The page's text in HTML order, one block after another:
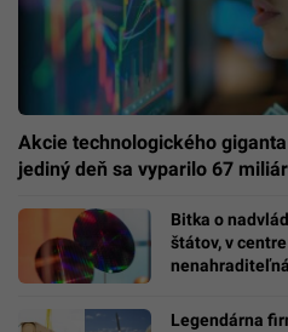
Akcie technologického
jediný deň sa vyparilo 67
Bitka o
štátov, v
Legendárna